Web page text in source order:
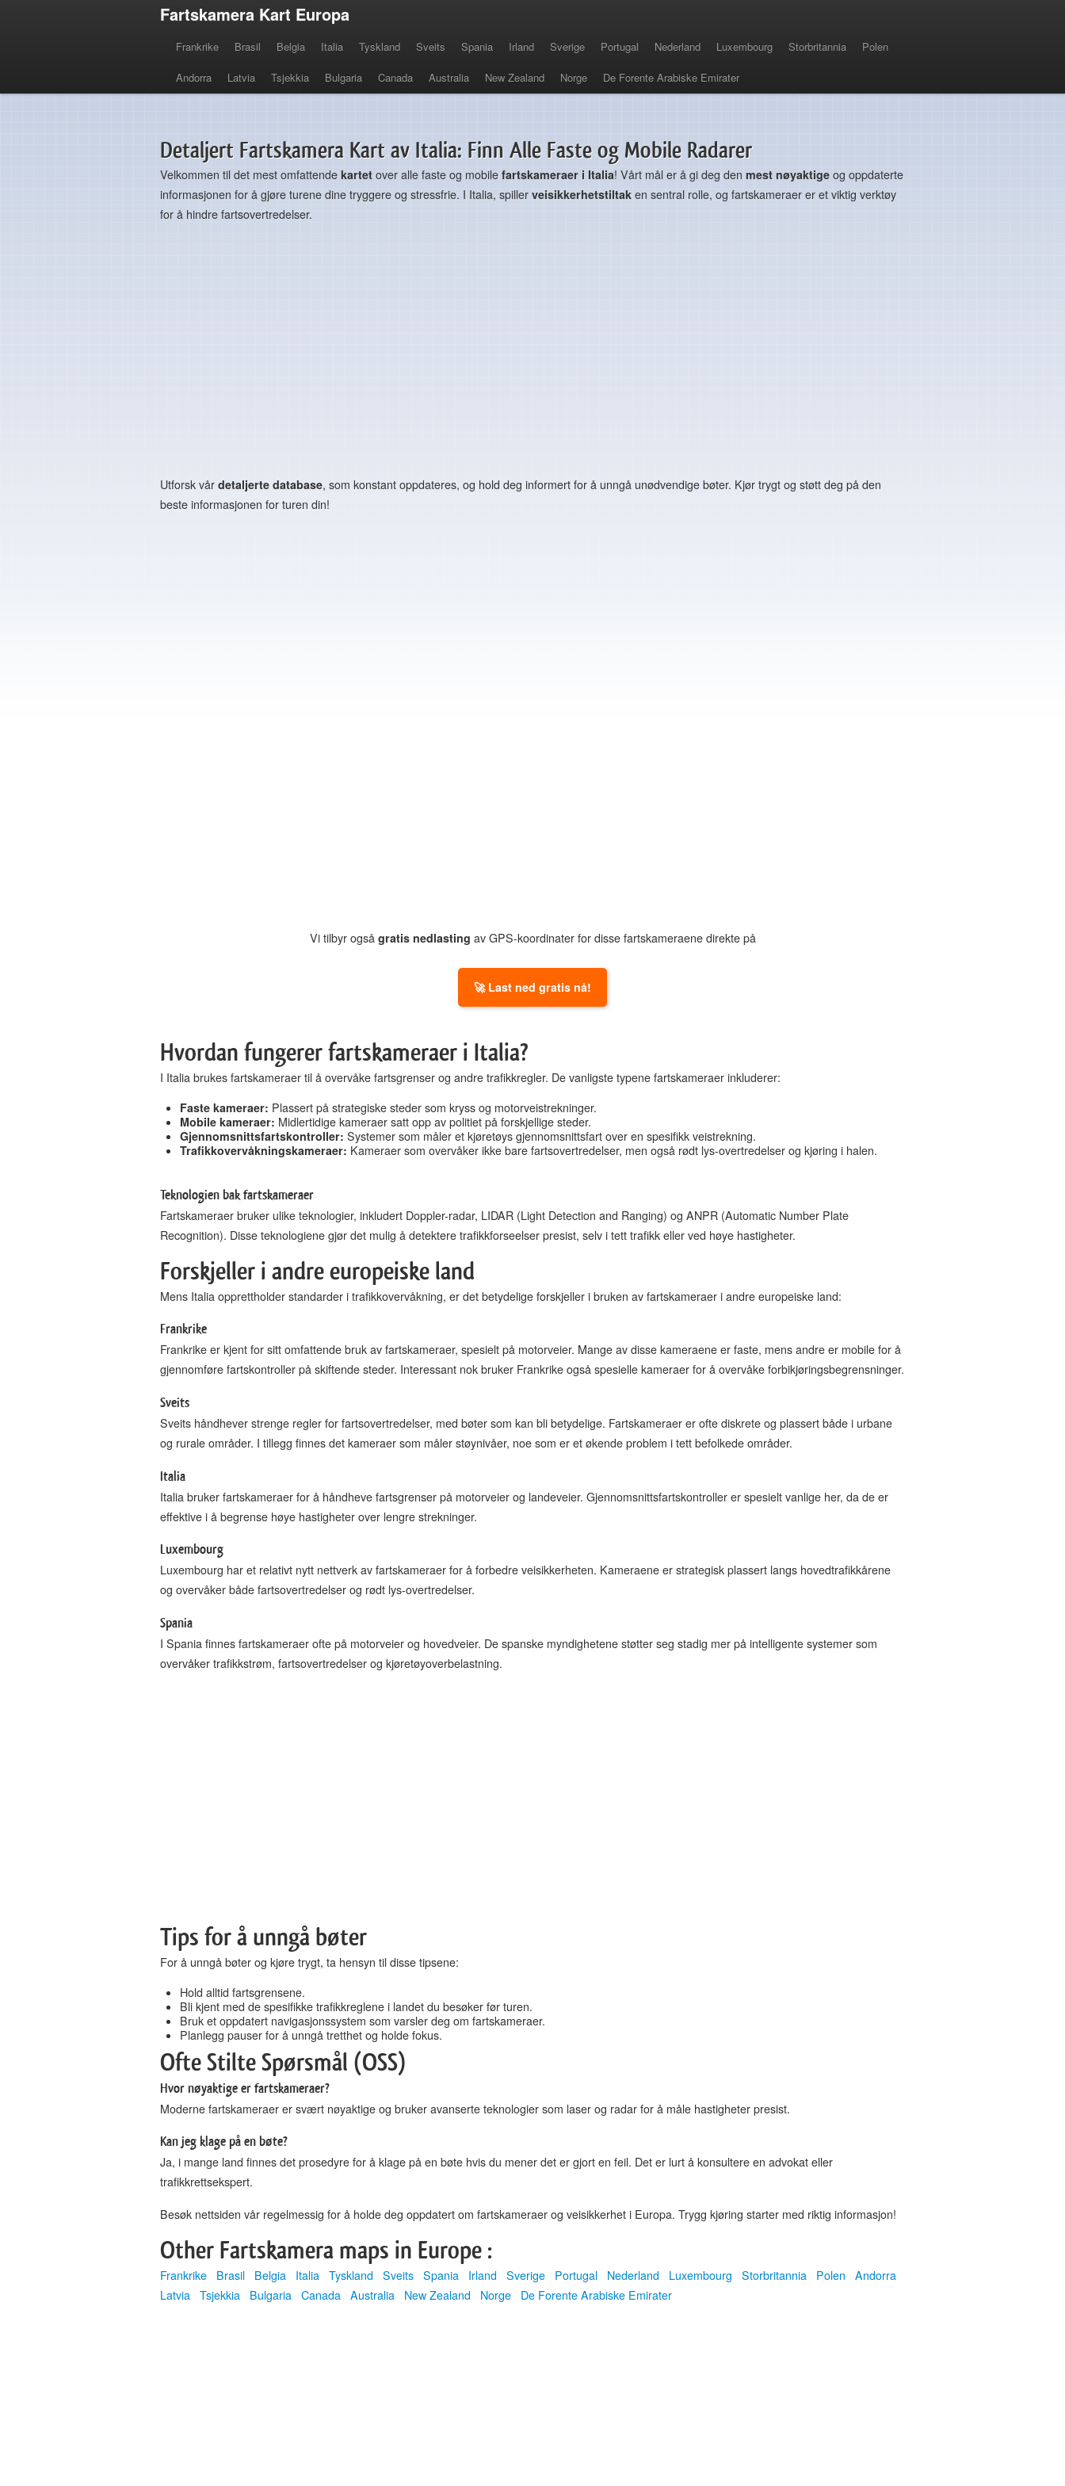
Fartskamera Kart Europa
Frankrike Brasil Belgia Italia Tyskland Sveits Spania Irland Sverige Portugal Nederland Luxembourg Storbritannia Polen
Andorra Latvia Tsjekkia Bulgaria Canada Australia New Zealand Norge De Forente Arabiske Emirater
Detaljert Fartskamera Kart av Italia: Finn Alle Faste og Mobile Radarer
Velkommen til det mest omfattende kartet over alle faste og mobile fartskameraer i Italia! Vårt mål er å gi deg den mest nøyaktige og oppdaterte
informasjonen for å gjøre turene dine tryggere og stressfrie. I Italia, spiller veisikkerhetstiltak en sentral rolle, og fartskameraer er et viktig verktøy
for å hindre fartsovertredelser.
Utforsk vår detaljerte database, som konstant oppdateres, og hold deg informert for å unngå unødvendige bøter. Kjør trygt og støtt deg på den
beste informasjonen for turen din!
Vi tilbyr også gratis nedlasting av GPS-koordinater for disse fartskameraene direkte på
🚀 Last ned gratis nå!
Hvordan fungerer fartskameraer i Italia?
I Italia brukes fartskameraer til å overvåke fartsgrenser og andre trafikkregler. De vanligste typene fartskameraer inkluderer:
Faste kameraer: Plassert på strategiske steder som kryss og motorveistrekninger.
Mobile kameraer: Midlertidige kameraer satt opp av politiet på forskjellige steder.
Gjennomsnittsfartskontroller: Systemer som måler et kjøretøys gjennomsnittsfart over en spesifikk veistrekning.
Trafikkovervåkningskameraer: Kameraer som overvåker ikke bare fartsovertredelser, men også rødt lys-overtredelser og kjøring i halen.
Teknologien bak fartskameraer
Fartskameraer bruker ulike teknologier, inkludert Doppler-radar, LIDAR (Light Detection and Ranging) og ANPR (Automatic Number Plate
Recognition). Disse teknologiene gjør det mulig å detektere trafikkforseelser presist, selv i tett trafikk eller ved høye hastigheter.
Forskjeller i andre europeiske land
Mens Italia opprettholder standarder i trafikkovervåkning, er det betydelige forskjeller i bruken av fartskameraer i andre europeiske land:
Frankrike
Frankrike er kjent for sitt omfattende bruk av fartskameraer, spesielt på motorveier. Mange av disse kameraene er faste, mens andre er mobile for å
gjennomføre fartskontroller på skiftende steder. Interessant nok bruker Frankrike også spesielle kameraer for å overvåke forbikjøringsbegrensninger.
Sveits
Sveits håndhever strenge regler for fartsovertredelser, med bøter som kan bli betydelige. Fartskameraer er ofte diskrete og plassert både i urbane
og rurale områder. I tillegg finnes det kameraer som måler støynivåer, noe som er et økende problem i tett befolkede områder.
Italia
Italia bruker fartskameraer for å håndheve fartsgrenser på motorveier og landeveier. Gjennomsnittsfartskontroller er spesielt vanlige her, da de er
effektive i å begrense høye hastigheter over lengre strekninger.
Luxembourg
Luxembourg har et relativt nytt nettverk av fartskameraer for å forbedre veisikkerheten. Kameraene er strategisk plassert langs hovedtrafikkårene
og overvåker både fartsovertredelser og rødt lys-overtredelser.
Spania
I Spania finnes fartskameraer ofte på motorveier og hovedveier. De spanske myndighetene støtter seg stadig mer på intelligente systemer som
overvåker trafikkstrøm, fartsovertredelser og kjøretøyoverbelastning.
Tips for å unngå bøter
For å unngå bøter og kjøre trygt, ta hensyn til disse tipsene:
Hold alltid fartsgrensene.
Bli kjent med de spesifikke trafikkreglene i landet du besøker før turen.
Bruk et oppdatert navigasjonssystem som varsler deg om fartskameraer.
Planlegg pauser for å unngå tretthet og holde fokus.
Ofte Stilte Spørsmål (OSS)
Hvor nøyaktige er fartskameraer?
Moderne fartskameraer er svært nøyaktige og bruker avanserte teknologier som laser og radar for å måle hastigheter presist.
Kan jeg klage på en bøte?
Ja, i mange land finnes det prosedyre for å klage på en bøte hvis du mener det er gjort en feil. Det er lurt å konsultere en advokat eller
trafikkrettsekspert.
Besøk nettsiden vår regelmessig for å holde deg oppdatert om fartskameraer og veisikkerhet i Europa. Trygg kjøring starter med riktig informasjon!
Other Fartskamera maps in Europe :
Frankrike Brasil Belgia Italia Tyskland Sveits Spania Irland Sverige Portugal Nederland Luxembourg Storbritannia Polen
Andorra
Latvia Tsjekkia Bulgaria Canada Australia New Zealand Norge De Forente Arabiske Emirater